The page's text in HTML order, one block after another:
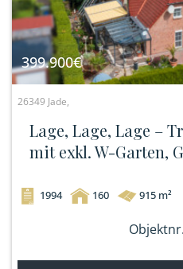
399.900€
26349 Jade,
Lage, Lage, Lage –
mit exkl. W-Garten,
1994 160 915 m²